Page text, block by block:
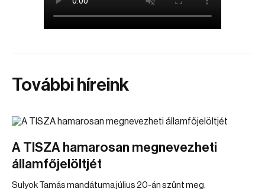
További híreink
A TISZA hamarosan megnevezheti
államfőjelöltjét
Sulyok Tamás mandátuma július 20-án szűnt meg.